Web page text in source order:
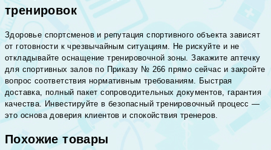
тренировок
Здоровье спортсменов и репутация спортивного объекта зависят
от готовности к чрезвычайным ситуациям. Не рискуйте и не
откладывайте оснащение тренировочной зоны. Закажите аптечку
для спортивных залов по Приказу № 266 прямо сейчас и закройте
вопрос соответствия нормативным требованиям. Быстрая
доставка, полный пакет сопроводительных документов, гарантия
качества. Инвестируйте в безопасный тренировочный процесс —
это основа доверия клиентов и спокойствия тренеров.
Похожие товары